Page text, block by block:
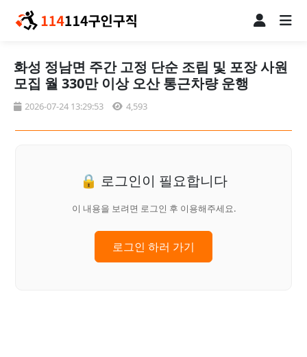
화성 정남면 주간 고정 단순 조립 및 포장 사원
모집 월 330만 이상 오산 통근차량 운행
2026-07-24 13:29:53 4,593
🔒 로그인이 필요합니다
이 내용을 보려면 로그인 후 이용해주세요.
로그인 하러 가기